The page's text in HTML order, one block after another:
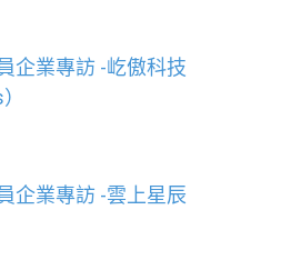
企業專訪 -屹傲科技
企業專訪 -雲上星辰